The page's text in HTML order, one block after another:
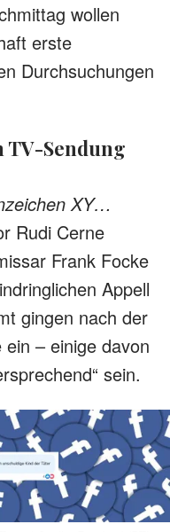
wollen
erste
Durchsuchungen
TV-Sendung
XY…
Rudi Cerne
Frank Focke
Appell
gingen nach der
– einige davon
sein.